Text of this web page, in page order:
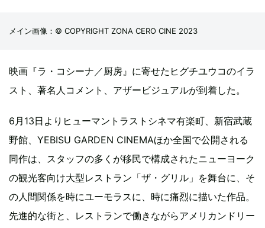
メイン画像：© COPYRIGHT ZONA CERO CINE 2023
映画『ラ・コシーナ／厨房』に寄せたヒグチユウコのイラ
スト、著名人コメント、アザービジュアルが到着した。
6月13日よりヒューマントラストシネマ有楽町、新宿武蔵
野館、YEBISU GARDEN CINEMAほか全国で公開される
同作は、スタッフの多くが移民で構成されたニューヨーク
の観光客向け大型レストラン「ザ・グリル」を舞台に、そ
の人間関係を時にユーモラスに、時に痛烈に描いた作品。
先進的な街と、レストランで働きながらアメリカンドリー